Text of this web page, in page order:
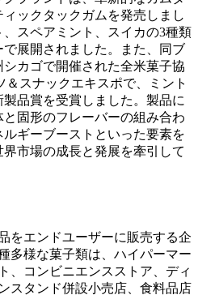
ックタックガムを発売しまし
スペアミント、スイカの3種類
展開されました。また、同ブ
カゴで開催された全米菓子協
スナックエキスポで、ミント
品賞を受賞しました。製品に
固形のフレーバーの組み合わ
ギーブーストといった要素を
市場の成長と発展を牽引して
をエンドユーザーに販売する企
多様な菓子類は、ハイパーマー
、コンビニエンスストア、ディ
スタンド併設小売店、食料品店